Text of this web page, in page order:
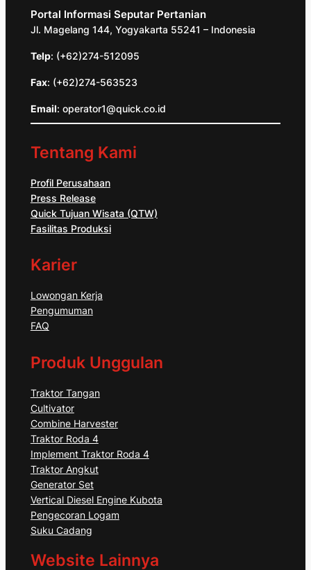
Portal Informasi Seputar Pertanian
Jl. Magelang 144, Yogyakarta 55241 – Indonesia
Telp: (+62)274-512095
Fax: (+62)274-563523
Email: operator1@quick.co.id
Tentang Kami
Profil Perusahaan
Press Release
Quick Tujuan Wisata (QTW)
Fasilitas Produksi
Karier
Lowongan Kerja
Pengumuman
FAQ
Produk Unggulan
Traktor Tangan
Cultivator
Combine Harvester
Traktor Roda 4
Implement Traktor Roda 4
Traktor Angkut
Generator Set
Vertical Diesel Engine Kubota
Pengecoran Logam
Suku Cadang
Website Lainnya